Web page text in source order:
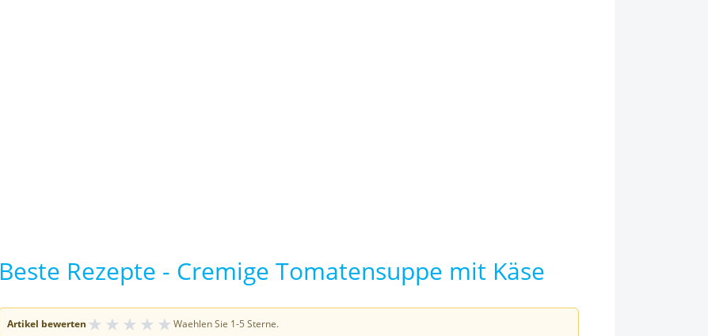
Beste Rezepte - Cremige Tomatensuppe mit Käse
Artikel bewerten ★ ★ ★ ★ ★ Waehlen Sie 1-5 Sterne.